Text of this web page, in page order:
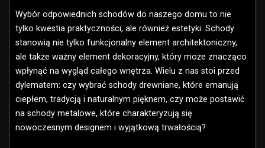
Wybór odpowiednich schodów do naszego domu to nie
tylko kwestia praktyczności, ale również estetyki. Schody
stanowią nie tylko funkcjonalny element architektoniczny,
ale także ważny element dekoracyjny, który może znacząco
wpłynąć na wygląd całego wnętrza. Wielu z nas stoi przed
dylematem: czy wybrać schody drewniane, które emanują
ciepłem, tradycją i naturalnym pięknem, czy może postawić
na schody metalowe, które charakteryzują się
nowoczesnym designem i wyjątkową trwałością?